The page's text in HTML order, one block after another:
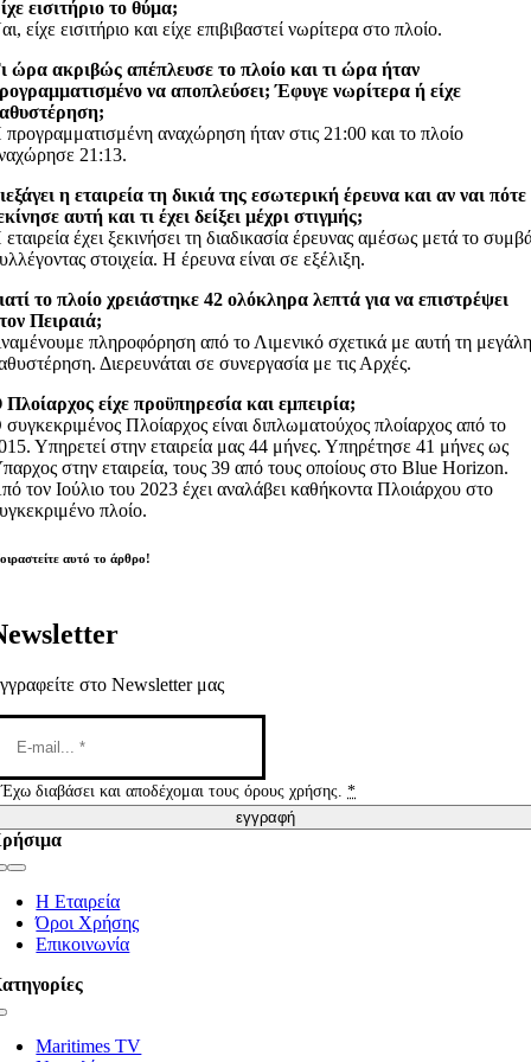
εισιτήριο το θύμα;
είχε εισιτήριο και είχε επιβιβαστεί νωρίτερα στο πλοίο.
ώρα ακριβώς απέπλευσε το πλοίο και τι ώρα ήταν
να αποπλεύσει; Έφυγε νωρίτερα ή είχε
αναχώρηση ήταν στις 21:00 και το πλοίο
21:13.
η εταιρεία τη δικιά της εσωτερική έρευνα και αν ναι πότε
αυτή και τι έχει δείξει μέχρι στιγμής;
έχει ξεκινήσει τη διαδικασία έρευνας αμέσως μετά το
στοιχεία. Η έρευνα είναι σε εξέλιξη.
το πλοίο χρειάστηκε 42 ολόκληρα λεπτά για να επιστρέψει
Πειραιά;
πληροφόρηση από το Λιμενικό σχετικά με αυτή τη
Διερευνάται σε συνεργασία με τις Αρχές.
είχε προϋπηρεσία και εμπειρία;
Πλοίαρχος είναι διπλωματούχος πλοίαρχος από το
Υπηρετεί στην εταιρεία μας 44 μήνες. Υπηρέτησε 41 μήνες ως
στην εταιρεία, τους 39 από τους οποίους στο Blue Horizon.
τον Ιούλιο του 2023 έχει αναλάβει καθήκοντα Πλοιάρχου στο
πλοίο.
αυτό το άρθρο!
στο Newsletter μας
Έχω διαβάσει και αποδέχομαι τους όρους χρήσης.*
εγγραφή
Η Εταιρεία
Όροι Χρήσης
Επικοινωνία
Maritimes TV